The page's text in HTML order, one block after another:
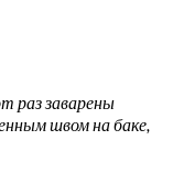
раз заварены
швом на баке,